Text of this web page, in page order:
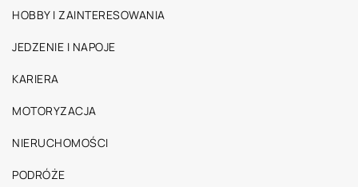
HOBBY I ZAINTERESOWANIA
JEDZENIE I NAPOJE
KARIERA
MOTORYZACJA
NIERUCHOMOŚCI
PODRÓŻE